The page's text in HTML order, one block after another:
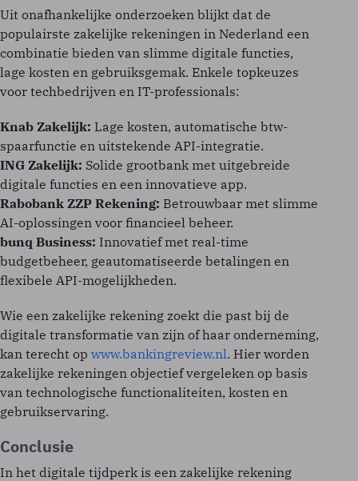
Uit onafhankelijke onderzoeken blijkt dat de
populairste zakelijke rekeningen in Nederland een
combinatie bieden van slimme digitale functies,
lage kosten en gebruiksgemak. Enkele topkeuzes
voor techbedrijven en IT-professionals:
Knab Zakelijk: Lage kosten, automatische btw-
spaarfunctie en uitstekende API-integratie.
ING Zakelijk: Solide grootbank met uitgebreide
digitale functies en een innovatieve app.
Rabobank ZZP Rekening: Betrouwbaar met slimme
AI-oplossingen voor financieel beheer.
bunq Business: Innovatief met real-time
budgetbeheer, geautomatiseerde betalingen en
flexibele API-mogelijkheden.
Wie een zakelijke rekening zoekt die past bij de
digitale transformatie van zijn of haar onderneming,
kan terecht op www.bankingreview.nl. Hier worden
zakelijke rekeningen objectief vergeleken op basis
van technologische functionaliteiten, kosten en
gebruikservaring.
Conclusie
In het digitale tijdperk is een zakelijke rekening